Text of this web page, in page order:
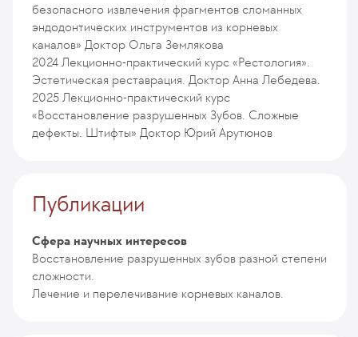
безопасного извлечения фрагментов сломанных
эндодонтических инструментов из корневых
каналов» Доктор Ольга Землякова
2024 Лекционно-практический курс «Рестология».
Эстетическая реставрация. Доктор Анна Лебедева.
2025 Лекционно-практический курс
«Восстановление разрушенных Зубов. Сложные
дефекты. Штифты» Доктор Юрий Арутюнов
Публикации
Сфера научных интересов
Восстановление разрушенных зубов разной степени
сложности.
Лечение и перелечивание корневых каналов.